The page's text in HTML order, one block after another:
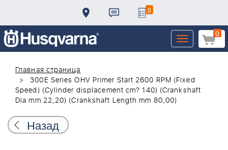
0
0
Toggle
navigation
Главная страница
300E Series OHV Primer Start 2600 RPM (Fixed
Speed) (Cylinder displacement cm? 140) (Crankshaft
Dia mm 22,20) (Crankshaft Length mm 80,00)
Назад